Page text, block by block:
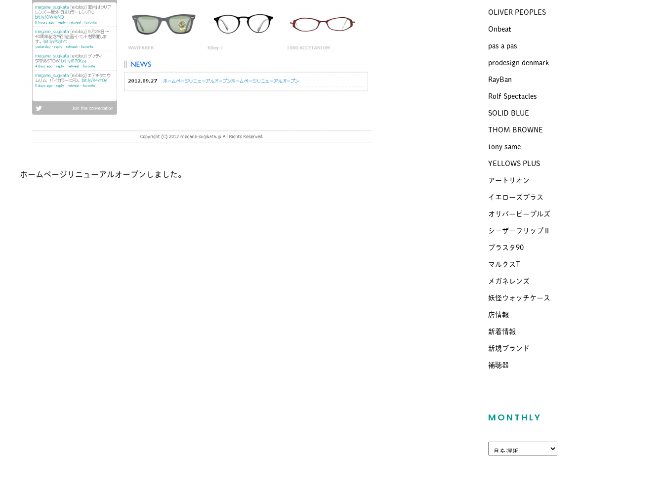
ホームページリニューアルオープンしました。
OLIVER PEOPLES
Onbeat
pas a pas
prodesign denmark
RayBan
Rolf Spectacles
SOLID BLUE
THOM BROWNE
tony same
YELLOWS PLUS
アートリオン
イエローズプラス
オリバーピープルズ
シーザーフリップⅡ
プラスタ90
マルクスT
メガネレンズ
妖怪ウォッチケース
店情報
新着情報
新規ブランド
補聴器
MONTHLY